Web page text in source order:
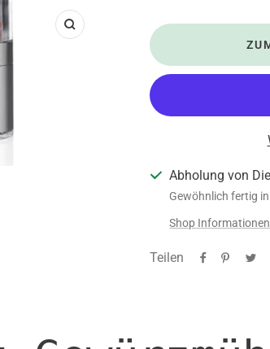
Zoom
Abholung von
Gewöhnlich fertig
Shop
Teilen